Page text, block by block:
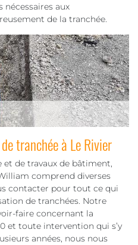
aux
de la tranchée.
tranchée à Le Rivier
de travaux de bâtiment,
comprend diverses
contacter pour tout ce qui
de tranchées. Notre
faire concernant la
et toute intervention qui s’y
années, nous nous